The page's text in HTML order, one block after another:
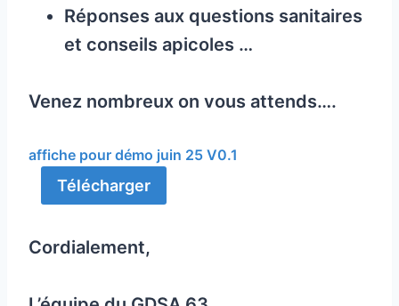
Réponses aux questions sanitaires
et conseils apicoles …
Venez nombreux on vous attends….
affiche pour démo juin 25 V0.1
Télécharger
Cordialement,